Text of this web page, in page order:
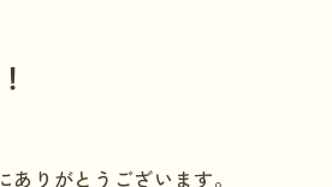
りがとうございます。